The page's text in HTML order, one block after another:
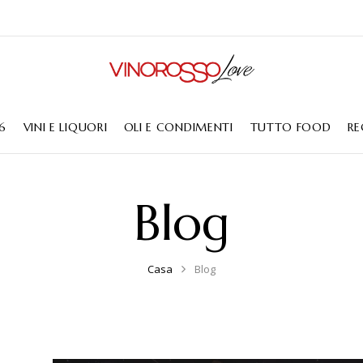
VINI E LIQUORI OLI E CONDIMENTI TUTTO FOOD
Blog
Casa Blog